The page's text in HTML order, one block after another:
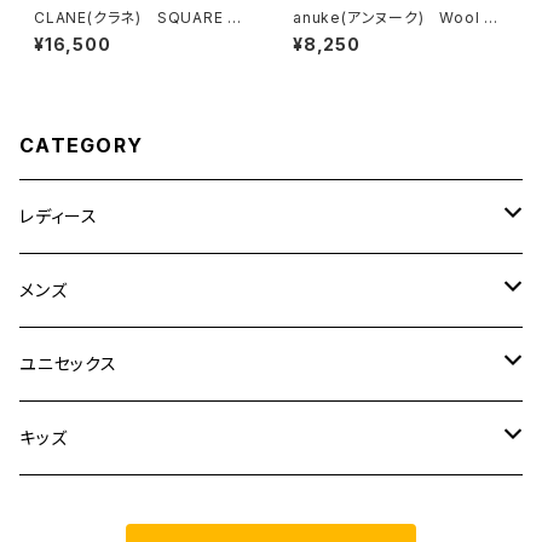
CLANE(クラネ) SQUARE SL
EEVE BLOUSE BLUE
¥16,500
anuke(アンヌーク) Wool Co
mpact T-shirts
¥8,250
CATEGORY
レディース
CLANE
TOPS
BOTTOMS
TEN.
ETRE TOKYO
メンズ
FUJITO
TOPS
CURLY
ユニセックス
20/80
キッズ